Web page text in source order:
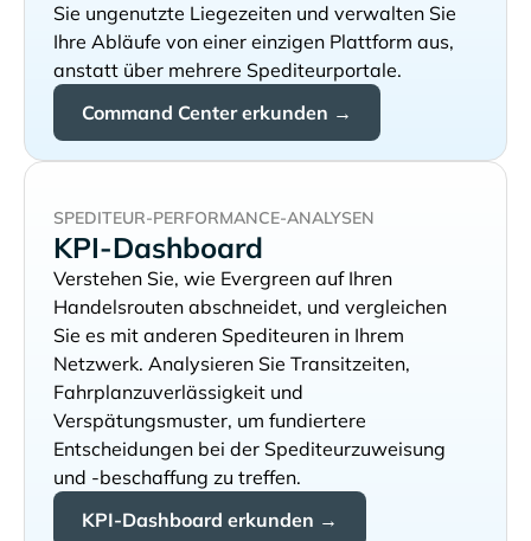
Sie ungenutzte Liegezeiten und verwalten Sie
Ihre Abläufe von einer einzigen Plattform aus,
anstatt über mehrere Spediteurportale.
Command Center erkunden →
SPEDITEUR-PERFORMANCE-ANALYSEN
KPI-Dashboard
Verstehen Sie, wie
auf Ihren
Handelsrouten abschneidet, und vergleichen
Sie es mit anderen Spediteuren in Ihrem
Netzwerk. Analysieren Sie Transitzeiten,
Fahrplanzuverlässigkeit und
Verspätungsmuster, um fundiertere
Entscheidungen bei der Spediteurzuweisung
und -beschaffung zu treffen.
KPI-Dashboard erkunden →